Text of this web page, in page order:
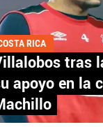
RICA
tras
apoyo en la